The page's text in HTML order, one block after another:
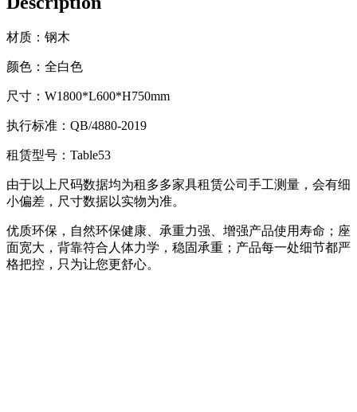
材质：钢木
颜色：全白色
尺寸：W1800*L600*H750mm
执行标准：QB/4880-2019
租赁型号：Table53
由于以上尺码数据均为租多多家具租赁公司手工测量，会有细
小偏差，尺寸数据以实物为准。
优质环保，自然环保健康、承重力强、增强产品使用寿命；座
面宽大，背靠符合人体力学，稳固承重；产品每一处细节都严
格把控，只为让您更舒心。